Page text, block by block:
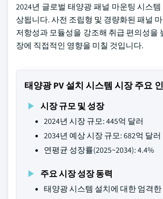
2024년 글로벌 태양광 패널 마운팅 시스
상됩니다. 사전 조립형 및 경량화된 패널
저항성과 모듈성을 강조해 취급 편의성을
장에 직접적인 영향을 미칠 것입니다.
태양광 PV 설치 시스템 시장 주요
시장 규모 및 성장
2024년 시장 규모: 445억 달러
2034년 예상 시장 규모: 682억 달러
연평균 성장률(2025~2034): 4.4%
주요 시장 성장 동력
태양광 시스템 설치에 대한 엄격한